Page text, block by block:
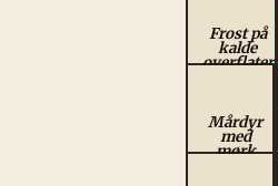
Frost på
kalde
overflater
Mårdyr
med
mørk